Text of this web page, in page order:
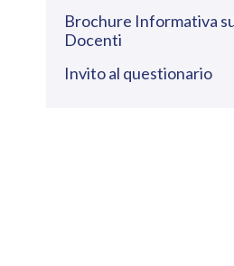
Brochure Informativa
Docenti
Invito al questionario